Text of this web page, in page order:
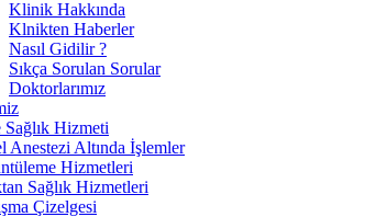
Klinik Hakkında
Klnikten Haberler
Nasıl Gidilir ?
Sıkça Sorulan Sorular
Doktorlarımız
Sağlık Hizmeti
Anestezi Altında İşlemler
Hizmetleri
Sağlık Hizmetleri
Çizelgesi